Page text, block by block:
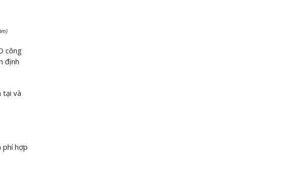
công
định
tại và
phí hợp